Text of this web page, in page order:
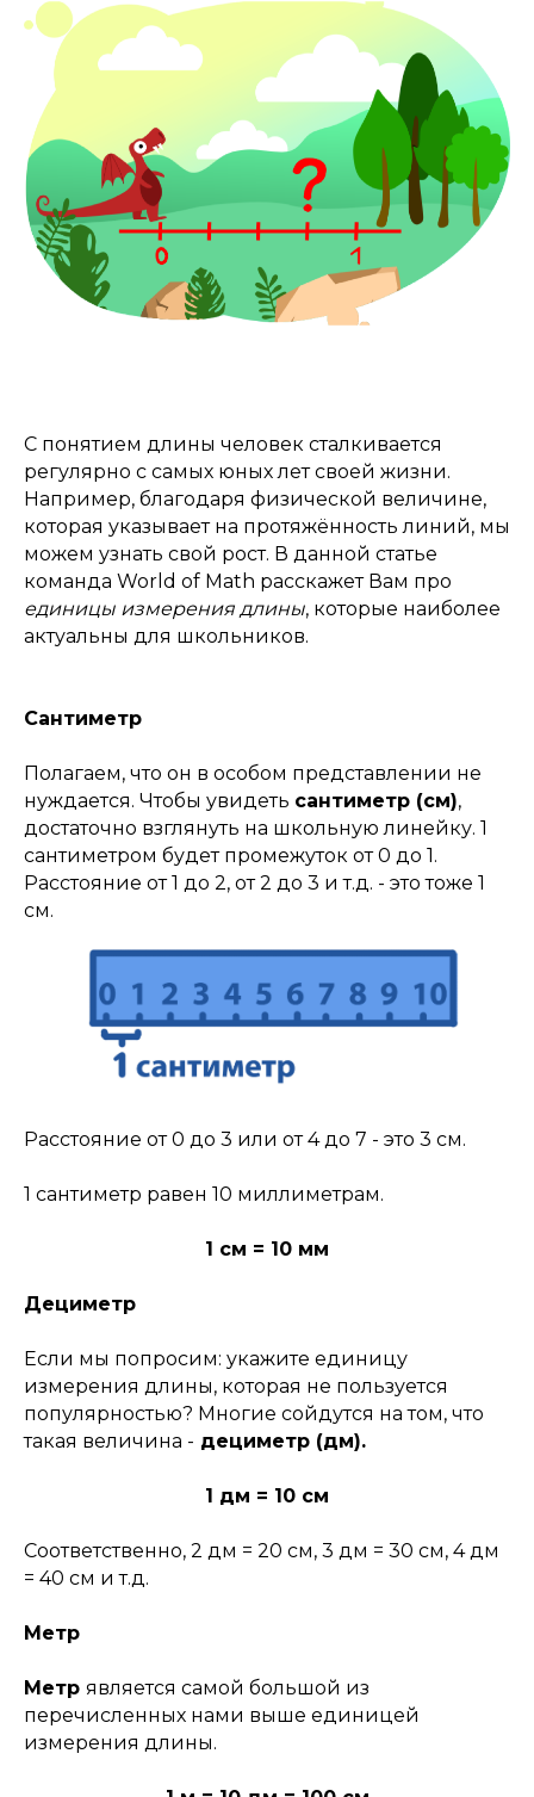
С понятием длины человек сталкивается
регулярно с самых юных лет своей жизни.
Например, благодаря физической величине,
которая указывает на протяжённость линий, мы
можем узнать свой рост. В данной статье
команда World of Math расскажет Вам про
единицы измерения длины, которые наиболее
актуальны для школьников.
Сантиметр
Полагаем, что он в особом представлении не
нуждается. Чтобы увидеть сантиметр (см),
достаточно взглянуть на школьную линейку. 1
сантиметром будет промежуток от 0 до 1.
Расстояние от 1 до 2, от 2 до 3 и т.д. - это тоже 1
см.
Расстояние от 0 до 3 или от 4 до 7 - это 3 см.
1 сантиметр равен 10 миллиметрам.
1 см = 10 мм
Дециметр
Если мы попросим: укажите единицу
измерения длины, которая не пользуется
популярностью? Многие сойдутся на том, что
такая величина - дециметр (дм).
1 дм = 10 см
Соответственно, 2 дм = 20 см, 3 дм = 30 см, 4 дм
= 40 см и т.д.
Метр
Метр является самой большой из
перечисленных нами выше единицей
измерения длины.